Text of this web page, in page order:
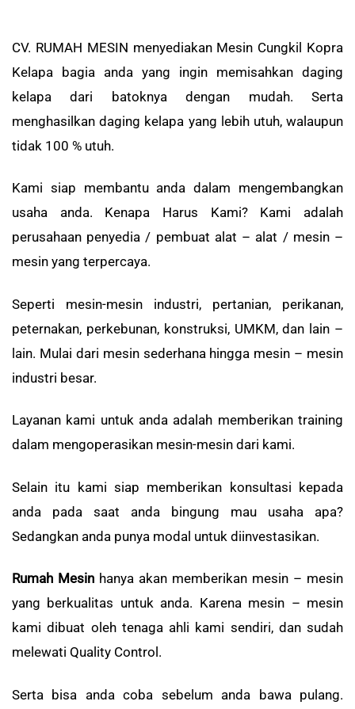
CV. RUMAH MESIN menyediakan Mesin Cungkil Kopra
Kelapa bagia anda yang ingin memisahkan daging
kelapa dari batoknya dengan mudah. Serta
menghasilkan daging kelapa yang lebih utuh, walaupun
tidak 100 % utuh.
Kami siap membantu anda dalam mengembangkan
usaha anda. Kenapa Harus Kami? Kami adalah
perusahaan penyedia / pembuat alat – alat / mesin –
mesin yang terpercaya.
Seperti mesin-mesin industri, pertanian, perikanan,
peternakan, perkebunan, konstruksi, UMKM, dan lain –
lain. Mulai dari mesin sederhana hingga mesin – mesin
industri besar.
Layanan kami untuk anda adalah memberikan training
dalam mengoperasikan mesin-mesin dari kami.
Selain itu kami siap memberikan konsultasi kepada
anda pada saat anda bingung mau usaha apa?
Sedangkan anda punya modal untuk diinvestasikan.
Rumah Mesin hanya akan memberikan mesin – mesin
yang berkualitas untuk anda. Karena mesin – mesin
kami dibuat oleh tenaga ahli kami sendiri, dan sudah
melewati Quality Control.
Serta bisa anda coba sebelum anda bawa pulang.